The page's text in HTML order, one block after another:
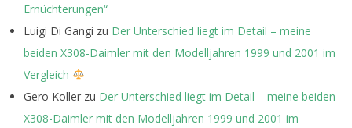
Ernüchterungen“
Luigi Di Gangi zu Der Unterschied liegt im Detail – meine
beiden X308-Daimler mit den Modelljahren 1999 und 2001 im
Vergleich
Gero Koller zu Der Unterschied liegt im Detail – meine beiden
X308-Daimler mit den Modelljahren 1999 und 2001 im